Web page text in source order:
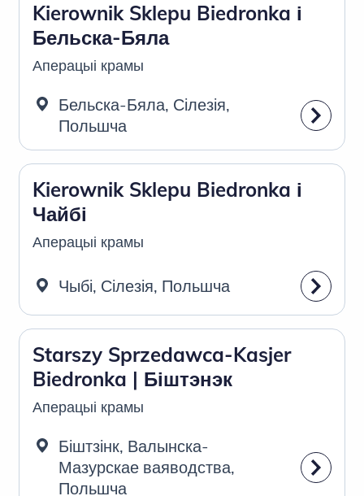
Kierownik Sklepu Biedronka і
Бельска-Бяла
Аперацыі крамы
Бельска-Бяла, Сілезія,
Польшча
Kierownik Sklepu Biedronka і
Чайбі
Аперацыі крамы
Чыбі, Сілезія, Польшча
Starszy Sprzedawca-Kasjer
Biedronka | Біштэнэк
Аперацыі крамы
Біштзінк, Валынска-
Мазурскае ваяводства,
Польшча